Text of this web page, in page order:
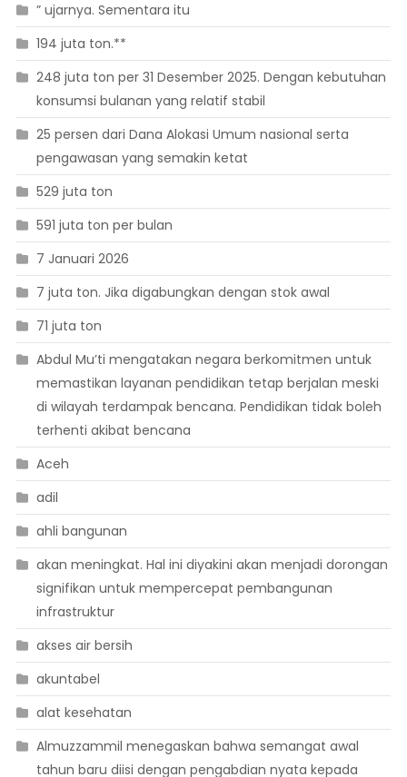
” ujarnya. Sementara itu
194 juta ton.**
248 juta ton per 31 Desember 2025. Dengan kebutuhan
konsumsi bulanan yang relatif stabil
25 persen dari Dana Alokasi Umum nasional serta
pengawasan yang semakin ketat
529 juta ton
591 juta ton per bulan
7 Januari 2026
7 juta ton. Jika digabungkan dengan stok awal
71 juta ton
Abdul Mu’ti mengatakan negara berkomitmen untuk
memastikan layanan pendidikan tetap berjalan meski
di wilayah terdampak bencana. Pendidikan tidak boleh
terhenti akibat bencana
Aceh
adil
ahli bangunan
akan meningkat. Hal ini diyakini akan menjadi dorongan
signifikan untuk mempercepat pembangunan
infrastruktur
akses air bersih
akuntabel
alat kesehatan
Almuzzammil menegaskan bahwa semangat awal
tahun baru diisi dengan pengabdian nyata kepada